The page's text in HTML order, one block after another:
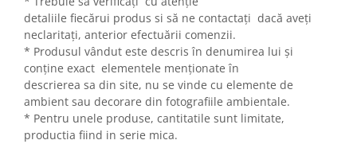
detaliile fiecărui produs si să ne contactați dacă aveți
neclaritați, anterior efectuării comenzii.
* Produsul vândut este descris în denumirea lui și
conține exact elementele menționate în
descrierea sa din site, nu se vinde cu elemente de
ambient sau decorare din fotografiile ambientale.
* Pentru unele produse, cantitatile sunt limitate,
productia fiind in serie mica.